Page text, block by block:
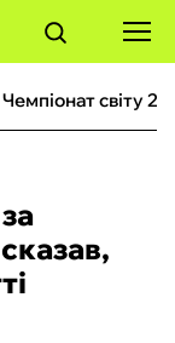
чемпіонат світу